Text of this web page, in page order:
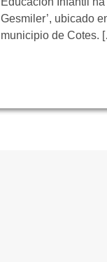
Gesmiler’, ubicado
municipio de Cotes.